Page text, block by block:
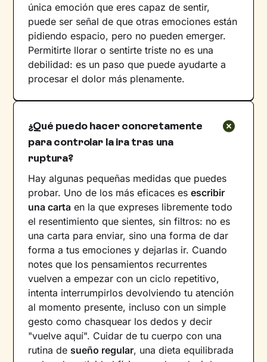
única emoción que eres capaz de sentir,
puede ser señal de que otras emociones están
pidiendo espacio, pero no pueden emerger.
Permitirte llorar o sentirte triste no es una
debilidad: es un paso que puede ayudarte a
procesar el dolor más plenamente.
¿Qué puedo hacer concretamente
para controlar la ira tras una
ruptura?
Hay algunas pequeñas medidas que puedes
probar. Uno de los más eficaces esescribir
una carta en la que expreses libremente todo
el resentimiento que sientes, sin filtros: no es
una carta para enviar, sino una forma de dar
forma a tus emociones y dejarlas ir. Cuando
notes que los pensamientos recurrentes
vuelven a empezar con un ciclo repetitivo,
intenta interrumpirlos devolviendo tu atención
al momento presente, incluso con un simple
gesto como chasquear los dedos y decir
"vuelve aquí". Cuidar de tu cuerpo con una
rutina de sueño regular, una dieta equilibrada